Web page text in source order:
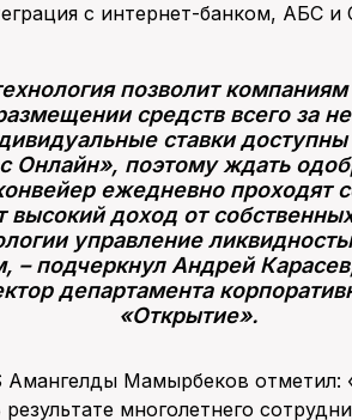
с интернет-банком, АБС и
позволит
средств всего за
ставки
Онлайн», поэтому ждать
ежедневно проходят
доход от
управление
– подчеркнул Андрей
департамента
«Открытие».
Мамырбеков отметил:
многолетнего